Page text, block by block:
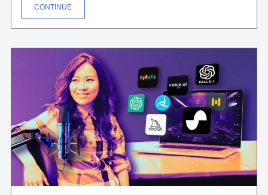
CONTINUE"NEARSHORING:
CAMINO
DORADO
DE
TECNOLOGÍA
EN
MÉXICO"